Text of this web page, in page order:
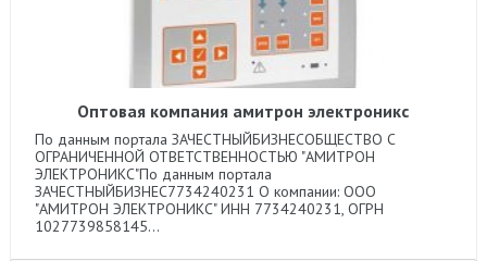
Оптовая компания амитрон электроникс
По данным портала ЗАЧЕСТНЫЙБИЗНЕСОБЩЕСТВО С
ОГРАНИЧЕННОЙ ОТВЕТСТВЕННОСТЬЮ "АМИТРОН
ЭЛЕКТРОНИКС"По данным портала
ЗАЧЕСТНЫЙБИЗНЕС7734240231 О компании: ООО
"АМИТРОН ЭЛЕКТРОНИКС" ИНН 7734240231, ОГРН
1027739858145...